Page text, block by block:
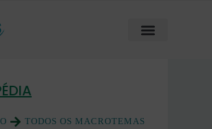
TODOS OS MACROTEMAS